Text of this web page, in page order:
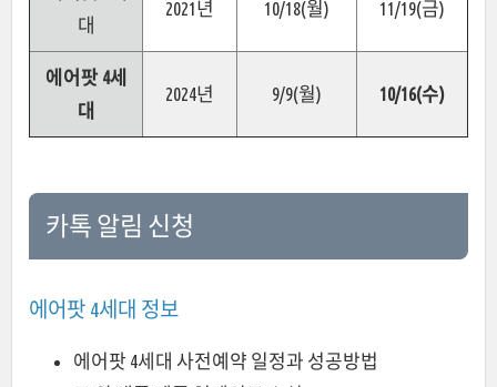
대
2021년 10/18(월) 11/19(금)
에어팟 4세
대
2024년 9/9(월) 10/16(수)
카톡 알림 신청
에어팟 4세대 정보
에어팟 4세대 사전예약 일정과 성공방법